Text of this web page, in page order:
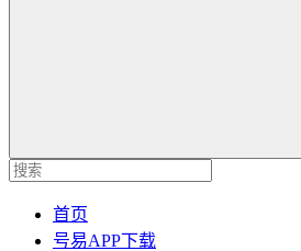
首页
号易APP下载